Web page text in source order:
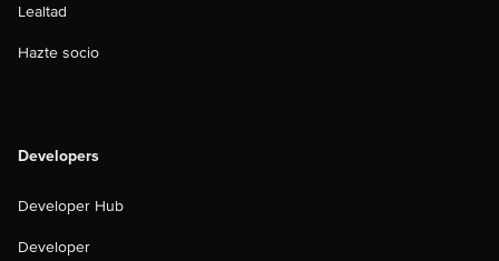
Lealtad
Hazte socio
Developers
Developer Hub
Developer